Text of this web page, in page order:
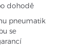
dohodě
pneumatik
se